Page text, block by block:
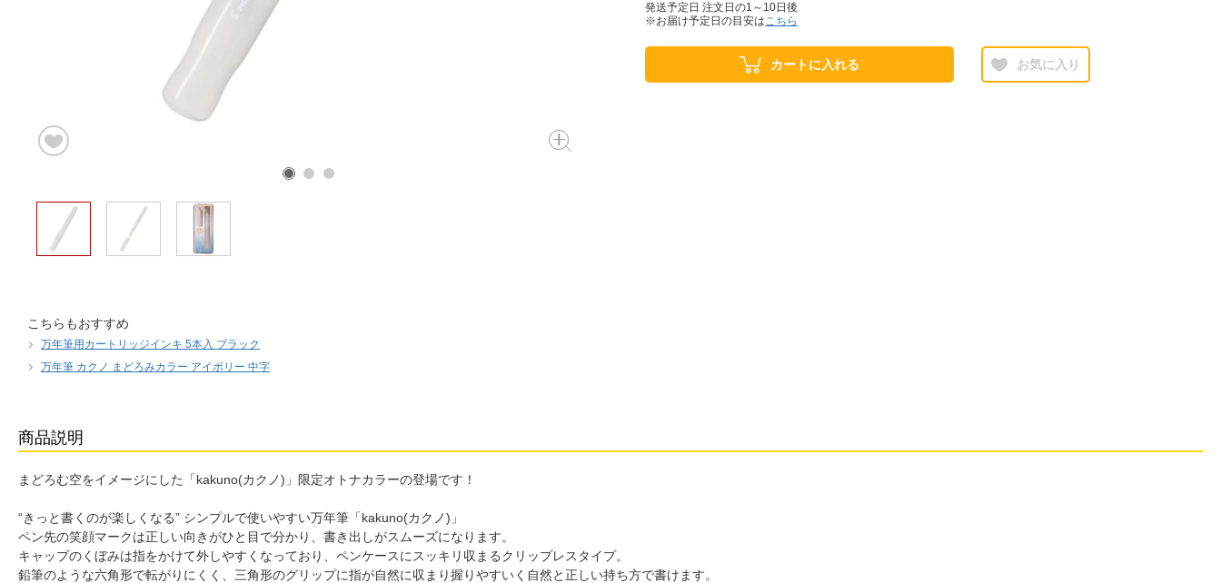
発送予定日 注文日の1～10日後
※お届け予定日の目安はこちら
カートに入れる お気に入り
こちらもおすすめ
万年筆用カートリッジインキ 5本入 ブラック
万年筆 カクノ まどろみカラー アイボリー 中字
商品説明
まどろむ空をイメージにした「kakuno(カクノ)」限定オトナカラーの登場です！
“きっと書くのが楽しくなる” シンプルで使いやすい万年筆「kakuno(カクノ)」
ペン先の笑顔マークは正しい向きがひと目で分かり、書き出しがスムーズになります。
キャップのくぼみは指をかけて外しやすくなっており、ペンケースにスッキリ収まるクリップレスタイプ。
鉛筆のような六角形で転がりにくく、三角形のグリップに指が自然に収まり握りやすいく自然と正しい持ち方で書けます。